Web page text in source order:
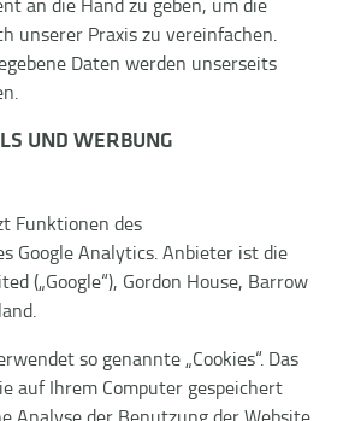
an die Hand zu geben, um die
unserer Praxis zu vereinfachen.
Daten werden unserseits
UND WERBUNG
Funktionen des
Google Analytics. Anbieter ist die
(„Google“), Gordon House, Barrow
so genannte „Cookies“. Das
auf Ihrem Computer gespeichert